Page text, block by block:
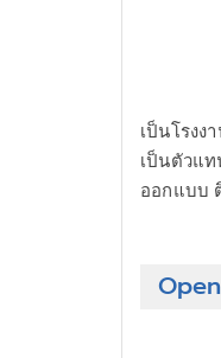
เป็นโรงง
เป็นตัวแท
ออกแบบ